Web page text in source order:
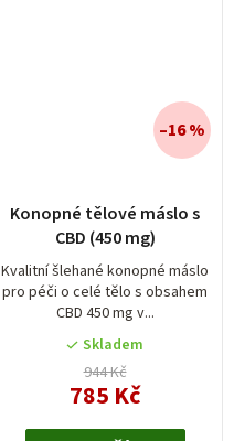
Konopné tělové máslo s
CBD (450 mg)
Kvalitní šlehané konopné máslo
pro péči o celé tělo s obsahem
CBD 450 mg v...
Skladem
944 Kč
785 Kč
–16 %